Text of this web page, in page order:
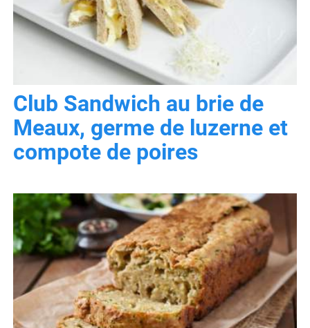
Club Sandwich au brie de
Meaux, germe de luzerne et
compote de poires